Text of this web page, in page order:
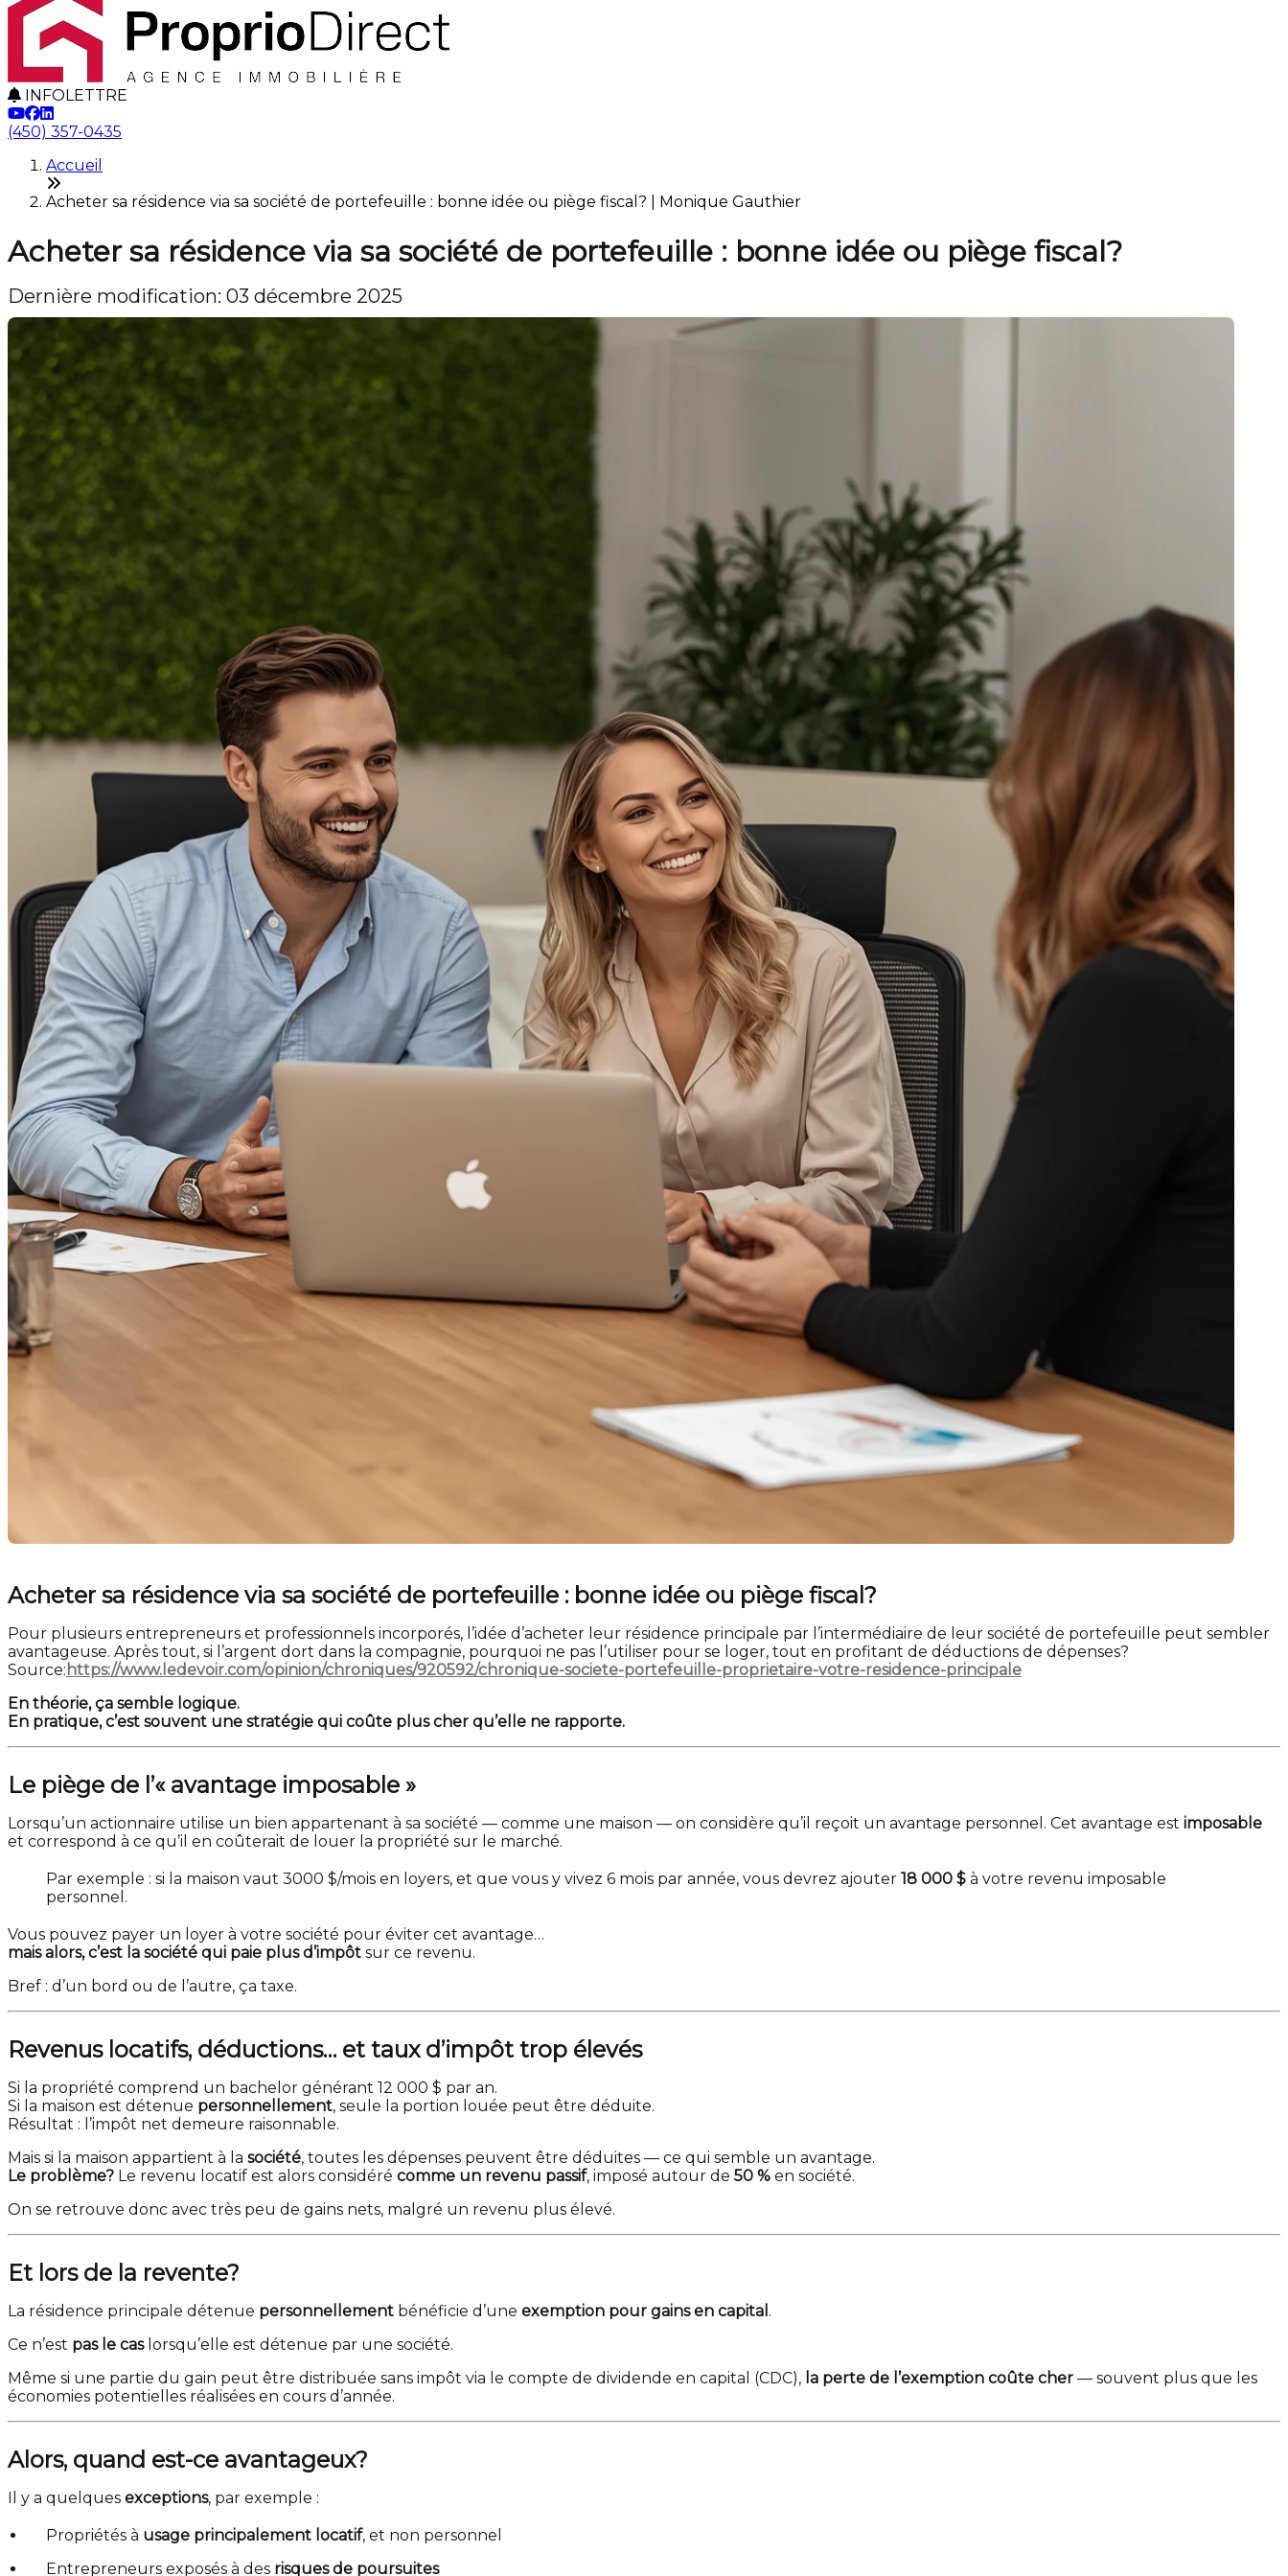
INFOLETTRE
(450) 357-0435
Accueil
Acheter sa résidence via sa société de portefeuille : bonne idée ou piège fiscal? | Monique Gauthier
Acheter sa résidence via sa société de portefeuille : bonne idée ou piège fiscal?
Dernière modification: 03 décembre 2025
Acheter sa résidence via sa société de portefeuille : bonne idée ou piège fiscal?
Pour plusieurs entrepreneurs et professionnels incorporés, l’idée d’acheter leur résidence principale par l’intermédiaire de leur société de portefeuille peut sembler
avantageuse. Après tout, si l’argent dort dans la compagnie, pourquoi ne pas l’utiliser pour se loger, tout en profitant de déductions de dépenses?
Source: https://www.ledevoir.com/opinion/chroniques/920592/chronique-societe-portefeuille-proprietaire-votre-residence-principale
En théorie, ça semble logique.
En pratique, c’est souvent une stratégie qui coûte plus cher qu’elle ne rapporte.
Le piège de l’« avantage imposable »
Lorsqu’un actionnaire utilise un bien appartenant à sa société — comme une maison — on considère qu’il reçoit un avantage personnel. Cet avantage est imposable
et correspond à ce qu’il en coûterait de louer la propriété sur le marché.
Par exemple : si la maison vaut 3000 $/mois en loyers, et que vous y vivez 6 mois par année, vous devrez ajouter 18 000 $ à votre revenu imposable
personnel.
Vous pouvez payer un loyer à votre société pour éviter cet avantage…
mais alors, c’est la société qui paie plus d’impôt sur ce revenu.
Bref : d’un bord ou de l’autre, ça taxe.
Revenus locatifs, déductions… et taux d’impôt trop élevés
Si la propriété comprend un bachelor générant 12 000 $ par an.
Si la maison est détenue personnellement, seule la portion louée peut être déduite.
Résultat : l’impôt net demeure raisonnable.
Mais si la maison appartient à la société, toutes les dépenses peuvent être déduites — ce qui semble un avantage.
Le problème? Le revenu locatif est alors considéré comme un revenu passif, imposé autour de 50 % en société.
On se retrouve donc avec très peu de gains nets, malgré un revenu plus élevé.
Et lors de la revente?
La résidence principale détenue personnellement bénéficie d’une exemption pour gains en capital .
Ce n’est pas le caslorsqu’elle est détenue par une société.
Même si une partie du gain peut être distribuée sans impôt via le compte de dividende en capital (CDC), la perte de l’exemption coûte cher — souvent plus que les
économies potentielles réalisées en cours d’année.
Alors, quand est-ce avantageux?
Il y a quelques exceptions, par exemple :
Propriétés à usage principalement locatif, et non personnel
Entrepreneurs exposés à des risques de poursuites